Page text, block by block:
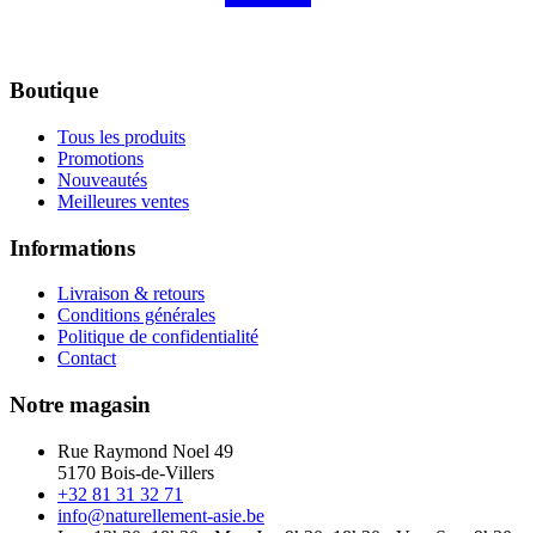
Boutique
Tous les produits
Promotions
Nouveautés
Meilleures ventes
Informations
Livraison & retours
Conditions générales
Politique de confidentialité
Contact
Notre magasin
Rue Raymond Noel 49
5170 Bois-de-Villers
+32 81 31 32 71
info@naturellement-asie.be